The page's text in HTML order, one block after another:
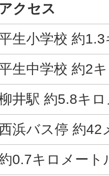
クセス
生小学校 約
生中学校 約2
井駅 約5.8キ
浜バス停 約42
0.7キロメート